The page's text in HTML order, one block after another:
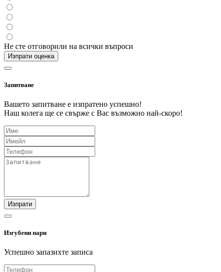
Не сте отговорили на всички въпроси
Изпрати оценка
Запитване
Вашето запитване е изпратено успешно!
Наш колега ще се свърже с Вас възможно най-скоро!
Изпрати
Изгубени пари
Успешно запазихте записа